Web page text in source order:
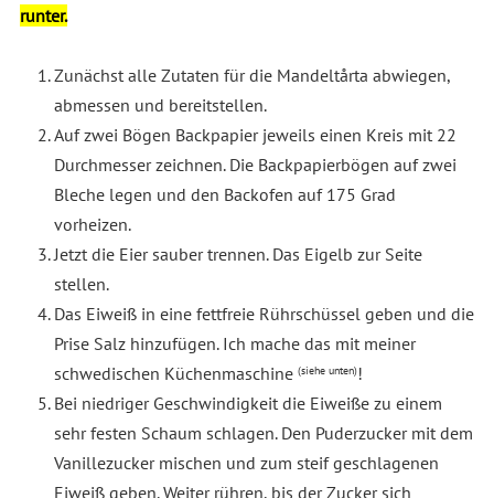
runter.
Zunächst alle Zutaten für die Mandeltårta abwiegen,
abmessen und bereitstellen.
Auf zwei Bögen Backpapier jeweils einen Kreis mit 22
Durchmesser zeichnen. Die Backpapierbögen auf zwei
Bleche legen und den Backofen auf 175 Grad
vorheizen.
Jetzt die Eier sauber trennen. Das Eigelb zur Seite
stellen.
Das Eiweiß in eine fettfreie Rührschüssel geben und die
Prise Salz hinzufügen. Ich mache das mit meiner
schwedischen Küchenmaschine (siehe unten)!
Bei niedriger Geschwindigkeit die Eiweiße zu einem
sehr festen Schaum schlagen. Den Puderzucker mit dem
Vanillezucker mischen und zum steif geschlagenen
Eiweiß geben. Weiter rühren, bis der Zucker sich